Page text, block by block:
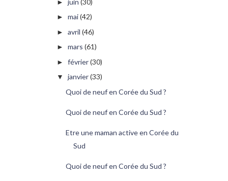
►
► mai(42)
► avril (46)
► mars (61)
► février(30)
▼ janvier(33)
Quoi de neuf en Corée du Sud ?
Quoi de neuf en Corée du Sud ?
Etre une maman active en Corée du
Sud
Quoi de neuf en Corée du Sud ?